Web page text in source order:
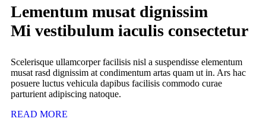
Lementum musat dignissim
Mi vestibulum iaculis consectetur
Scelerisque ullamcorper facilisis nisl a suspendisse elementum
musat rasd dignissim at condimentum artas quam ut in. Ars hac
posuere luctus vehicula dapibus facilisis commodo curae
parturient adipiscing natoque.
READ MORE